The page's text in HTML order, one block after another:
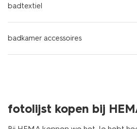
badtextiel
badkamer accessoires
fotolijst kopen bij